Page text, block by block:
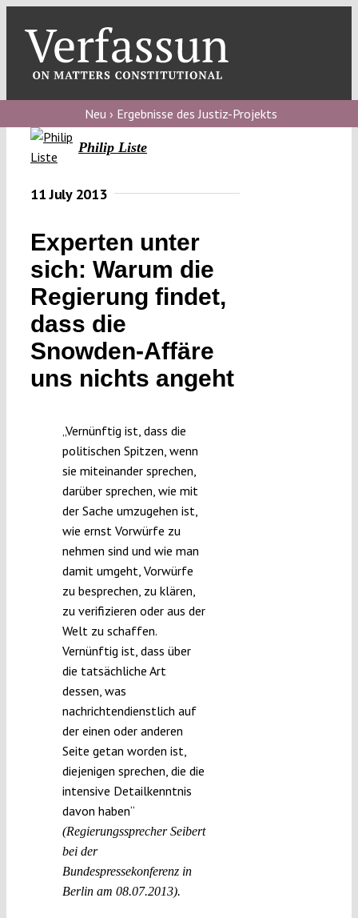
content
blog
Verfassungs
Verfassungs
Verfassungs
editorial
Submissions
Funding
Projects
Neu › Ergebnisse des Justiz-Projekts
Philip Liste
11 July 2013
Experten unter
sich: Warum die
Regierung findet,
dass die
Snowden-Affäre
uns nichts angeht
„Vernünftig ist, dass die
politischen Spitzen, wenn
sie miteinander sprechen,
darüber sprechen, wie mit
der Sache umzugehen ist,
wie ernst Vorwürfe zu
nehmen sind und wie man
damit umgeht, Vorwürfe
zu besprechen, zu klären,
zu verifizieren oder aus der
Welt zu schaffen.
Vernünftig ist, dass über
die tatsächliche Art
dessen, was
nachrichtendienstlich auf
der einen oder anderen
Seite getan worden ist,
diejenigen sprechen, die die
intensive Detailkenntnis
davon haben“
(Regierungssprecher Seibert
bei der
Bundespressekonferenz in
Berlin am 08.07.2013).